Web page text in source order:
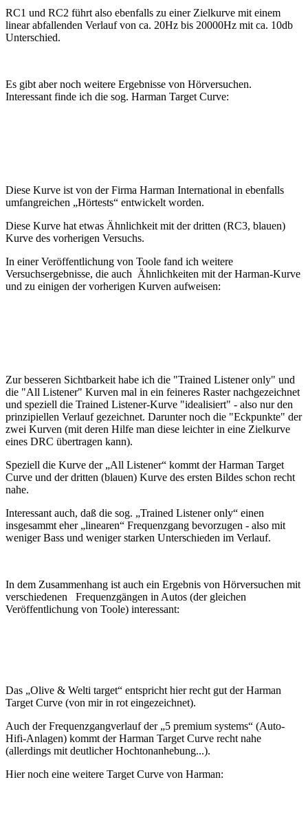
RC1 und RC2 führt also ebenfalls zu einer Zielkurve mit einem
linear abfallenden Verlauf von ca. 20Hz bis 20000Hz mit ca. 10db
Unterschied.
Es gibt aber noch weitere Ergebnisse von Hörversuchen.
Interessant finde ich die sog. Harman Target Curve:
Diese Kurve ist von der Firma Harman International in ebenfalls
umfangreichen „Hörtests“ entwickelt worden.
Diese Kurve hat etwas Ähnlichkeit mit der dritten (RC3, blauen)
Kurve des vorherigen Versuchs.
In einer Veröffentlichung von Toole fand ich weitere
Versuchsergebnisse, die auch Ähnlichkeiten mit der Harman-Kurve
und zu einigen der vorherigen Kurven aufweisen:
Zur besseren Sichtbarkeit habe ich die "Trained Listener only" und
die "All Listener" Kurven mal in ein feineres Raster nachgezeichnet
und speziell die Trained Listener-Kurve "idealisiert" - also nur den
prinzipiellen Verlauf gezeichnet. Darunter noch die "Eckpunkte" der
zwei Kurven (mit deren Hilfe man diese leichter in eine Zielkurve
eines DRC übertragen kann).
Speziell die Kurve der „All Listener“ kommt der Harman Target
Curve und der dritten (blauen) Kurve des ersten Bildes schon recht
nahe.
Interessant auch, daß die sog. „Trained Listener only“ einen
insgesammt eher „linearen“ Frequenzgang bevorzugen - also mit
weniger Bass und weniger starken Unterschieden im Verlauf.
In dem Zusammenhang ist auch ein Ergebnis von Hörversuchen mit
verschiedenen Frequenzgängen in Autos (der gleichen
Veröffentlichung von Toole) interessant:
Das „Olive & Welti target“ entspricht hier recht gut der Harman
Target Curve (von mir in rot eingezeichnet).
Auch der Frequenzgangverlauf der „5 premium systems“ (Auto-
Hifi-Anlagen) kommt der Harman Target Curve recht nahe
(allerdings mit deutlicher Hochtonanhebung...).
Hier noch eine weitere Target Curve von Harman: